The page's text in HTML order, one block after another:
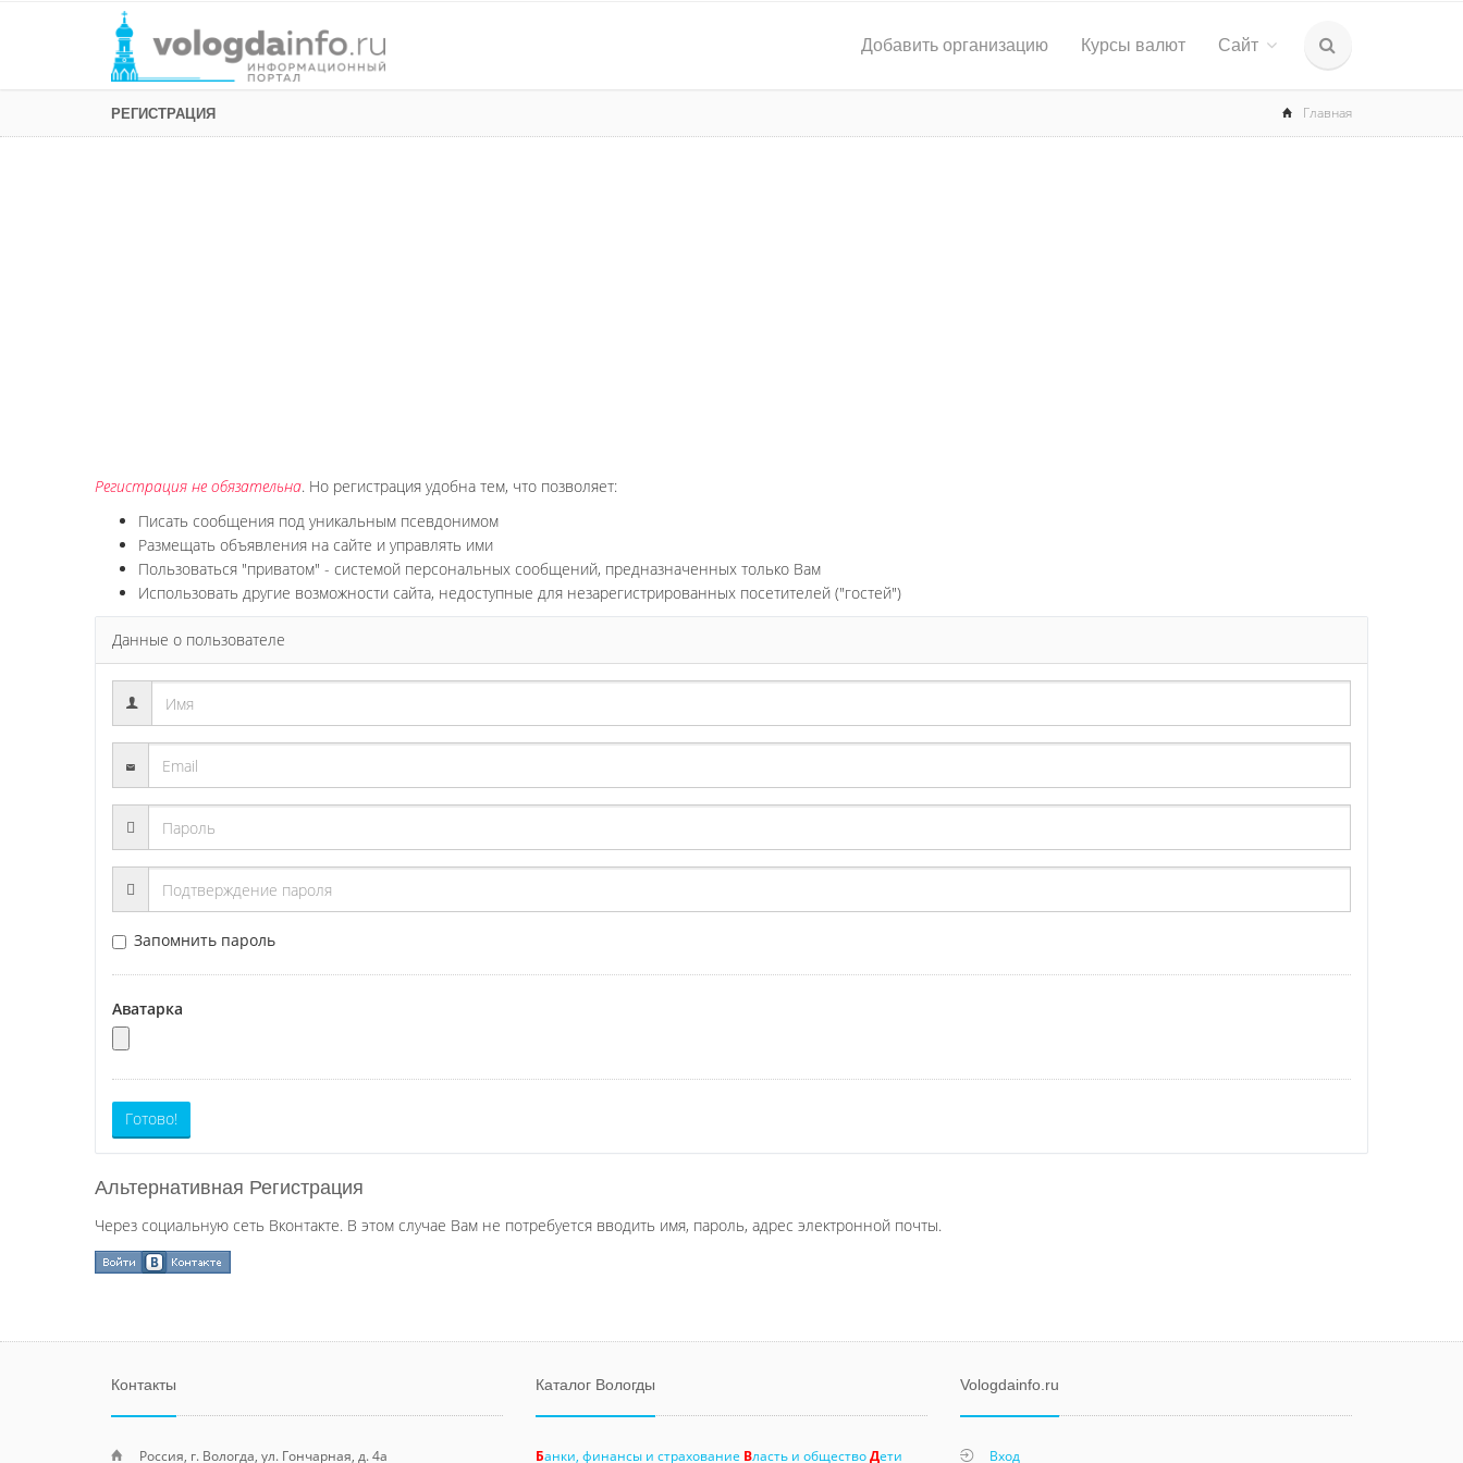
Добавить организацию Курсы валют Сайт
РЕГИСТРАЦИЯ Главная
Регистрация не обязательна. Но регистрация удобна тем, что позволяет:
Писать сообщения под уникальным псевдонимом
Размещать объявления на сайте и управлять ими
Пользоваться "приватом" - системой персональных сообщений, предназначенных только Вам
Использовать другие возможности сайта, недоступные для незарегистрированных посетителей ("гостей")
Данные о пользователе
Запомнить пароль
Аватарка
Готово!
Альтернативная Регистрация
Через социальную сеть Вконтакте. В этом случае Вам не потребуется вводить имя, пароль, адрес электронной почты.
Контакты
Россия, г. Вологда, ул. Гончарная, д. 4а
Каталог Вологды
Банки, финансы и страхование Власть и обществоДети
Vologdainfo.ru
Вход